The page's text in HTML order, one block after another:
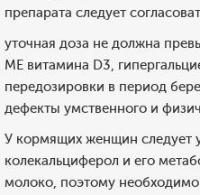
препарата следует
уточная доза не должна
МЕ витамина D3,
передозировки в период
дефекты умственного и
У кормящих женщин следует
колекальциферол и его
молоко, поэтому необходимо